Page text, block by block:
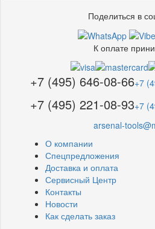
Поделиться в
К оплате
+7 (495) 646-08-66+7
+7 (495) 221-08-93+7
arsenal-
О компании
Спецпредложения
Доставка и оплата
Сервисный Центр
Контакты
Новости
Как сделать заказ